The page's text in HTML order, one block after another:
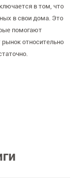
в том, что
в свои дома. Это
помогают
относительно